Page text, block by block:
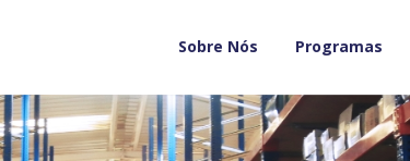
Sobre Nós Programas